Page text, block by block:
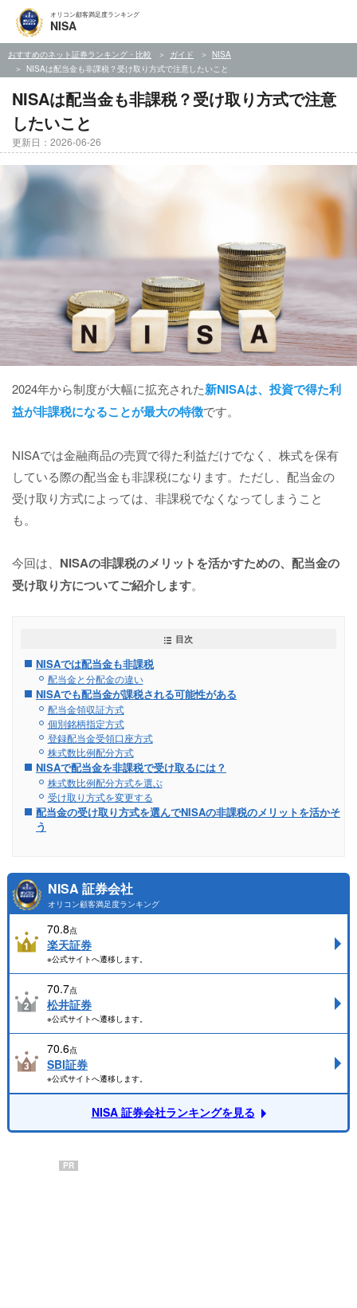
オリコン顧客満足度ランキング
NISA
おすすめのネット証券ランキング・比較 ガイド
NISA
NISAは配当金も非課税？受け取り方式で注意したいこと
NISAは配当金も非課税？受け取り方式で注意
したいこと
更新日：2026-06-26
2024年から制度が大幅に拡充された新NISAは、投資で得た利
益が非課税になることが最大の特徴です。
NISAでは金融商品の売買で得た利益だけでなく、株式を保有
している際の配当金も非課税になります。ただし、配当金の
受け取り方式によっては、非課税でなくなってしまうこと
も。
今回は、 NISAの非課税のメリットを活かすための、 配当金の
受け取り方についてご紹介します。
目次
NISAでは配当金も非課税
配当金と分配金の違い
NISAでも配当金が課税される可能性がある
配当金領収証方式
個別銘柄指定方式
登録配当金受領口座方式
株式数比例配分方式
NISAで配当金を非課税で受け取るには？
株式数比例配分方式を選ぶ
受け取り方式を変更する
配当金の受け取り方式を選んでNISAの非課税のメリットを活かそ
う
NISA 証券会社
オリコン顧客満足度ランキング
70.8点
楽天証券
※公式サイトへ遷移します。
70.7点
松井証券
※公式サイトへ遷移します。
70.6点
SBI証券
※公式サイトへ遷移します。
NISA 証券会社ランキングを見る
PR